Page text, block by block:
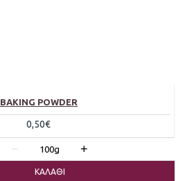
BAKING POWDER
0,50€
− 100g +
ΚΑΛΆΘΙ